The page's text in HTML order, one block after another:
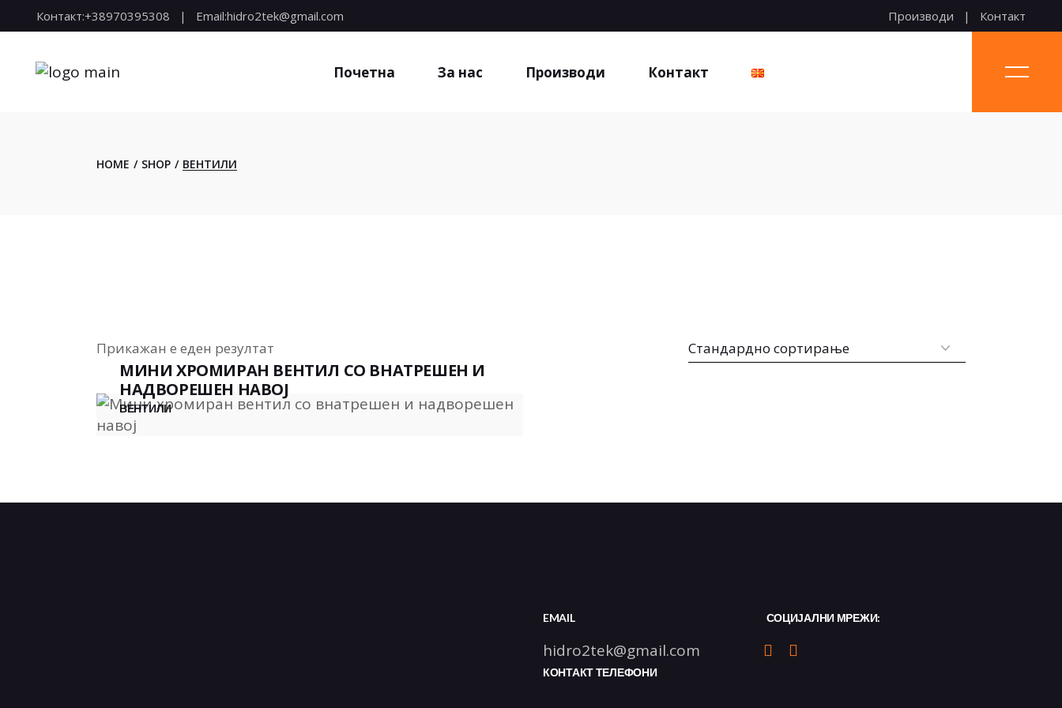
the
Контакт:+38970395308 Email:hidro2tek@gmail.com Производи Контакт
Почетна За нас Производи Контакт
HOME SHOP ВЕНТИЛИ
Прикажан е еден резултат
МИНИ ХРОМИРАН ВЕНТИЛ СО ВНАТРЕШЕН И
НАДВОРЕШЕН НАВОЈ
ВЕНТИЛИ
EMAIL
hidro2tek@gmail.com
КОНТАКТ ТЕЛЕФОНИ
СОЦИЈАЛНИ МРЕЖИ: